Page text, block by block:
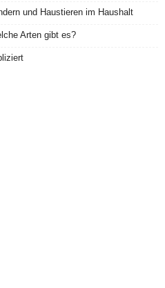
und Haustieren im Haushalt
Arten gibt es?